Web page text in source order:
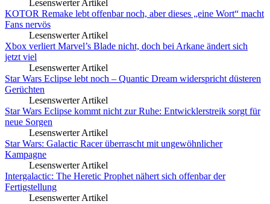
Lesenswerter Artikel
KOTOR Remake lebt offenbar noch, aber dieses „eine Wort“ macht
Fans nervös
Lesenswerter Artikel
Xbox verliert Marvel’s Blade nicht, doch bei Arkane ändert sich
jetzt viel
Lesenswerter Artikel
Star Wars Eclipse lebt noch – Quantic Dream widerspricht düsteren
Gerüchten
Lesenswerter Artikel
Star Wars Eclipse kommt nicht zur Ruhe: Entwicklerstreik sorgt für
neue Sorgen
Lesenswerter Artikel
Star Wars: Galactic Racer überrascht mit ungewöhnlicher
Kampagne
Lesenswerter Artikel
Intergalactic: The Heretic Prophet nähert sich offenbar der
Fertigstellung
Lesenswerter Artikel